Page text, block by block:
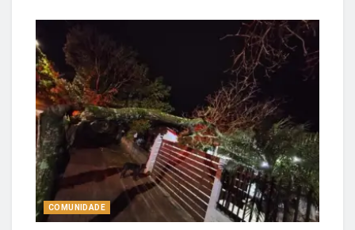
COMUNIDADE